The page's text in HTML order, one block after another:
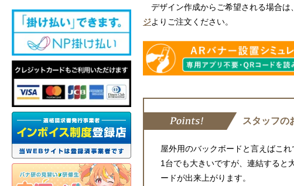
デザイン作成からご希望される場合は、
ジよりご注文ください。
スタッフの
屋外用のバックボードと言えばこれ
1台でも大きいですが、連結すると
ードが出来上がります。